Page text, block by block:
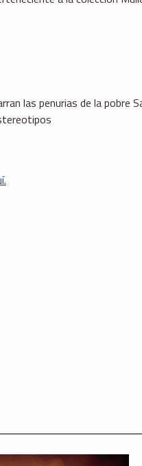
las penurias de la